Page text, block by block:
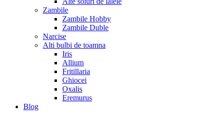
Zambile
Zambile Hobby
Zambile Duble
Narcise
Alti bulbi de toamna
Iris
Allium
Fritillaria
Ghiocei
Oxalis
Eremurus
Blog